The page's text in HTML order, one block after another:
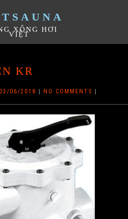
XÔNG HƠI
VIỆT
KR
06/2018 NO COMMENTS